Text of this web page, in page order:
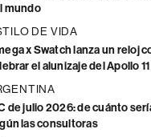
mundo
DE VIDA
x Swatch lanza un reloj
el alunizaje del Apollo 11
de julio 2026: de cuánto
las consultoras